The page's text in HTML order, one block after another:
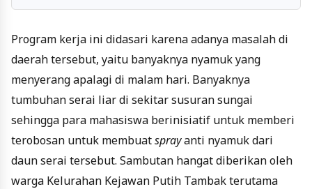
Program kerja ini didasari karena adanya masalah di
daerah tersebut, yaitu banyaknya nyamuk yang
menyerang apalagi di malam hari. Banyaknya
tumbuhan serai liar di sekitar susuran sungai
sehingga para mahasiswa berinisiatif untuk memberi
terobosan untuk membuatsprayanti nyamuk dari
daun serai tersebut. Sambutan hangat diberikan oleh
warga Kelurahan Kejawan Putih Tambak terutama